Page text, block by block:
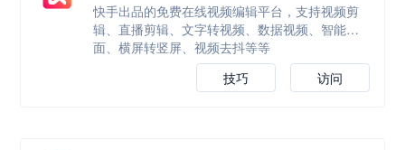
快手出品的免费在线视频编辑平台，支持视频剪
辑、直播剪辑、文字转视频、数据视频、智能封
面、横屏转竖屏、视频去抖等等
访问
技巧